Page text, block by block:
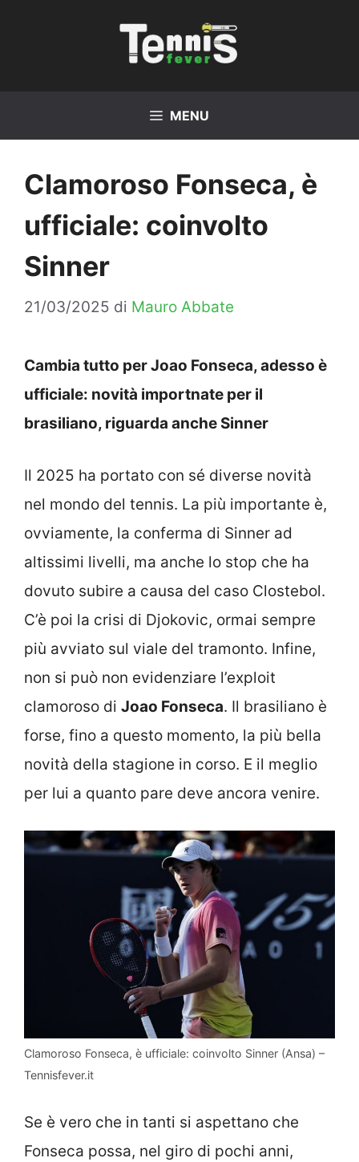
MENU
Clamoroso Fonseca, è
ufficiale: coinvolto
Sinner
21/03/2025 di Mauro Abbate
Cambia tutto per Joao Fonseca, adesso è
ufficiale: novità importnate per il
brasiliano, riguarda anche Sinner
Il 2025 ha portato con sé diverse novità
nel mondo del tennis. La più importante è,
ovviamente, la conferma di Sinner ad
altissimi livelli, ma anche lo stop che ha
dovuto subire a causa del caso Clostebol.
C’è poi la crisi di Djokovic, ormai sempre
più avviato sul viale del tramonto. Infine,
non si può non evidenziare l’exploit
clamoroso di Joao Fonseca. Il brasiliano è
forse, fino a questo momento, la più bella
novità della stagione in corso. E il meglio
per lui a quanto pare deve ancora venire.
Clamoroso Fonseca, è ufficiale: coinvolto Sinner (Ansa) –
Tennisfever.it
Se è vero che in tanti si aspettano che
Fonseca possa, nel giro di pochi anni,